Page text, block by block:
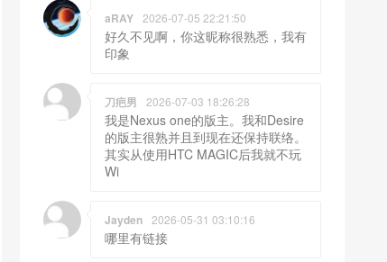
aRAY 2026-07-05 22:21:50
好久不见啊，你这昵称很熟悉，我有
印象
刀疤男 2026-07-03 18:26:28
我是Nexus one的版主。我和Desire
的版主很熟并且到现在还保持联络。
其实从使用HTC MAGIC后我就不玩
Wi
Jayden 2026-05-31 03:10:16
哪里有链接